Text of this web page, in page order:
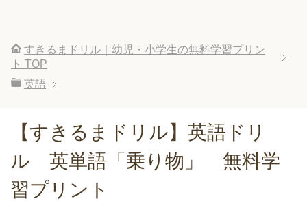
すきるまドリル｜幼児・小学生の無料学習プリン
ト TOP
英語
【すきるまドリル】英語ドリ
ル 英単語「乗り物」 無料学
習プリント